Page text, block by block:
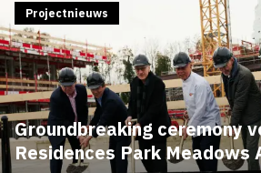
Groundbreaking ceremony
Residences Park Meadows
Projectnieuws